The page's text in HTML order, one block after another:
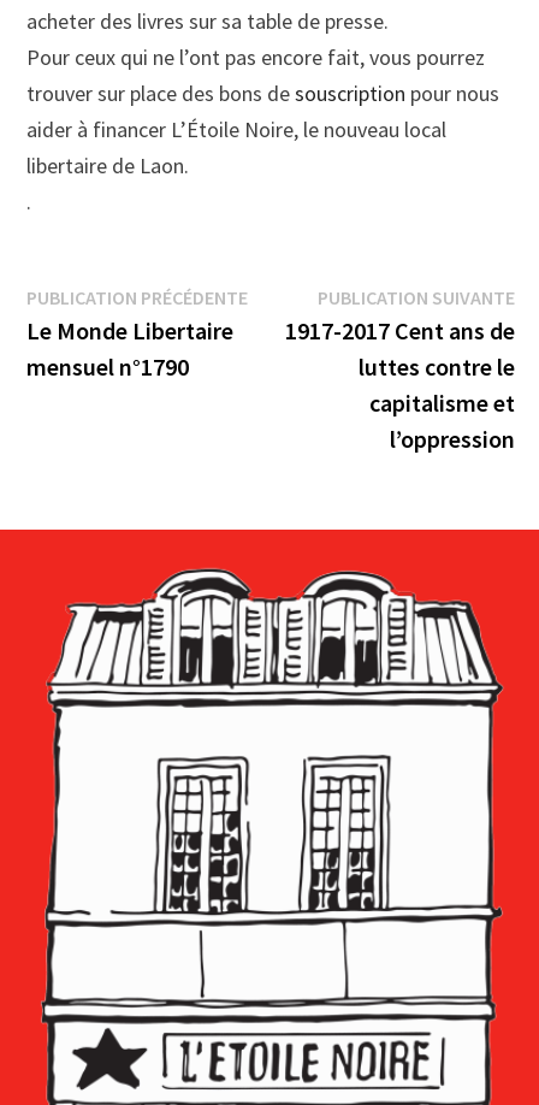
acheter des livres sur sa table de presse.
Pour ceux qui ne l’ont pas encore fait, vous pourrez
trouver sur place des bons desouscription pour nous
aider à financer L’Étoile Noire, le nouveau local
libertaire de Laon.
.
Navigation
de
l’article
PUBLICATION PRÉCÉDENTEPublication
précédente :
Le Monde Libertaire
mensuel n°1790
PUBLICATION SUIVANTE
1917-2017 Cent ans de
luttes contre le
capitalisme et
l’oppression